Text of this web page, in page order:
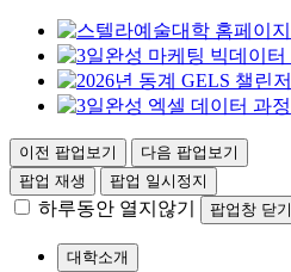
이전 팝업보기
다음 팝업보기
팝업 재생
팝업 일시정지
하루동안 열지않기 팝업창 닫기
대학소개